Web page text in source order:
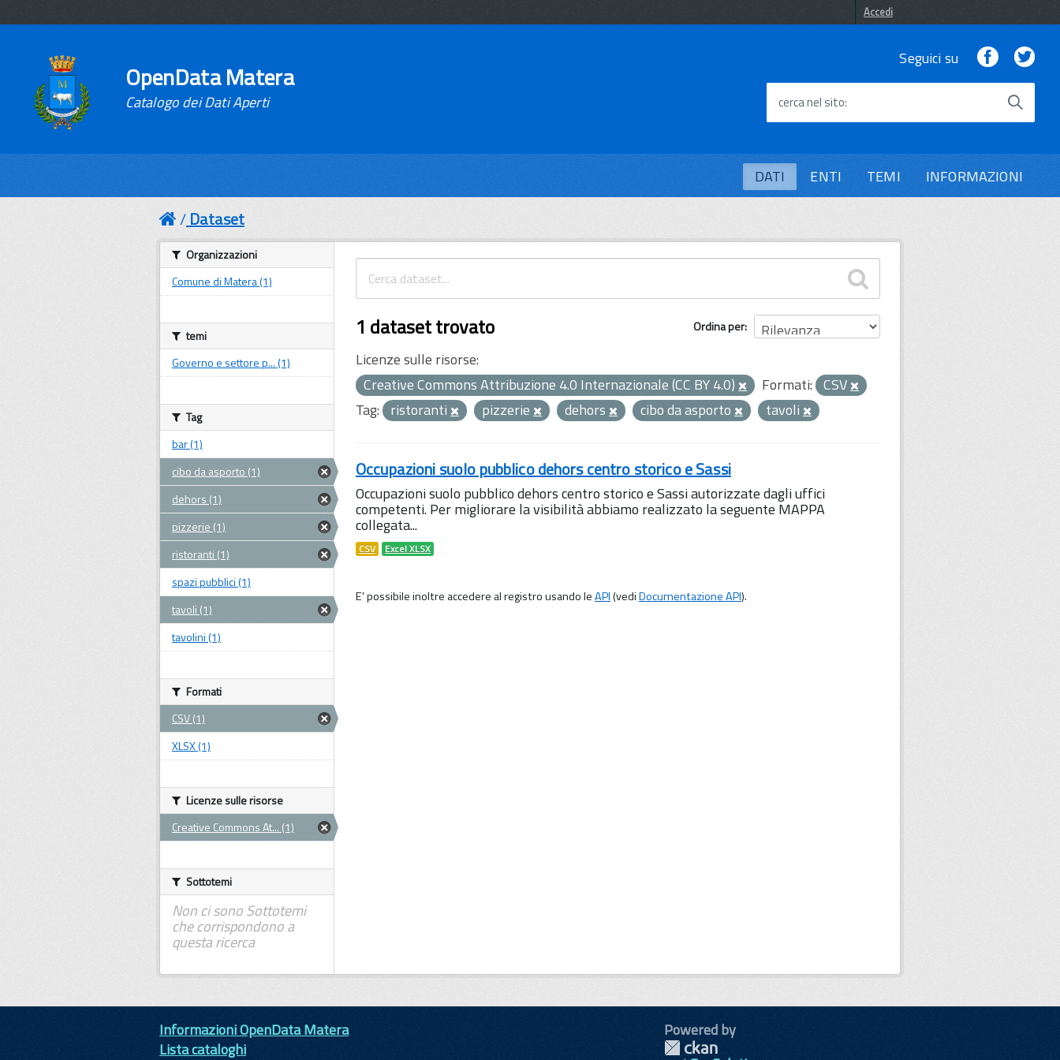
Accedi
OpenData Matera
Catalogo dei Dati Aperti
Seguici su Facebook
cerca nel sito
DATI ENTI TEMI INFORMAZIONI
Dataset
Ordina per
1 dataset trovato
Licenze sulle risorse:
Creative Commons Attribuzione 4.0 Internazionale (CC BY 4.0)
Formati: CSV
Tag: ristoranti pizzerie dehors cibo da asporto tavoli
Occupazioni suolo pubblico dehors centro storico e Sassi
Occupazioni suolo pubblico dehors centro storico e Sassi autorizzate dagli uffici
competenti. Per migliorare la visibilità abbiamo realizzato la seguente MAPPA
collegata...
CSV Excel XLSX
E' possibile inoltre accedere al registro usando leAPI(vediDocumentazione API).
Organizzazioni
Comune di Matera (1)
temi
Governo e settore p... (1)
Tag
bar (1)
cibo da asporto (1)
dehors (1)
pizzerie (1)
ristoranti (1)
spazi pubblici (1)
tavoli (1)
tavolini (1)
Formati
CSV (1)
XLSX (1)
Licenze sulle risorse
Creative Commons At... (1)
Sottotemi
Non ci sono Sottotemi
che corrispondono a
questa ricerca
Informazioni OpenData Matera
Lista cataloghi
Powered by